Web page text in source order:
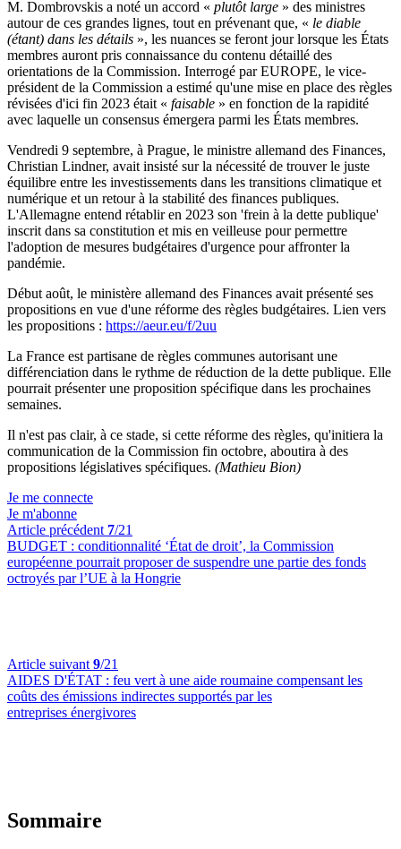
M. Dombrovskis a noté un accord « plutôt large » des ministres
autour de ces grandes lignes, tout en prévenant que, « le diable
(étant) dans les détails », les nuances se feront jour lorsque les États
membres auront pris connaissance du contenu détaillé des
orientations de la Commission. Interrogé par EUROPE, le vice-
président de la Commission a estimé qu'une mise en place des règles
révisées d'ici fin 2023 était « faisable » en fonction de la rapidité
avec laquelle un consensus émergera parmi les États membres.
Vendredi 9 septembre, à Prague, le ministre allemand des Finances,
Christian Lindner, avait insisté sur la nécessité de trouver le juste
équilibre entre les investissements dans les transitions climatique et
numérique et un retour à la stabilité des finances publiques.
L'Allemagne entend rétablir en 2023 son 'frein à la dette publique'
inscrit dans sa constitution et mis en veilleuse pour permettre
l'adoption de mesures budgétaires d'urgence pour affronter la
pandémie.
Début août, le ministère allemand des Finances avait présenté ses
propositions en vue d'une réforme des règles budgétaires. Lien vers
les propositions : https://aeur.eu/f/2uu
La France est partisane de règles communes autorisant une
différenciation dans le rythme de réduction de la dette publique. Elle
pourrait présenter une proposition spécifique dans les prochaines
semaines.
Il n'est pas clair, à ce stade, si cette réforme des règles, qu'initiera la
communication de la Commission fin octobre, aboutira à des
propositions législatives spécifiques. (Mathieu Bion)
Je me connecte
Je m'abonne
Article précédent 7/21
BUDGET : conditionnalité ‘État de droit’, la Commission
européenne pourrait proposer de suspendre une partie des fonds
octroyés par l’UE à la Hongrie
Article suivant 9/21
AIDES D'ÉTAT : feu vert à une aide roumaine compensant les
coûts des émissions indirectes supportés par les
entreprises énergivores
Sommaire